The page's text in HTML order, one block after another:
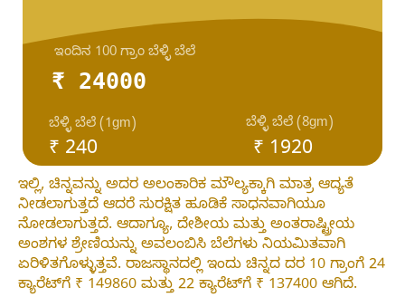
₹ 24000
₹ 240
ಬೆಳ್ಳಿ ಬೆಲೆ (1gm) ಬೆಳ್ಳಿ ಬೆಲೆ (8gm)
ಇಂದಿನ 100 ಗ್ರಾಂ ಬೆಳ್ಳಿ ಬೆಲೆ
₹ 1920
ಇಲ್ಲಿ, ಚಿನ್ನವನ್ನು ಅದರ ಅಲಂಕಾರಿಕ ಮೌಲ್ಯಕ್ಕಾಗಿ ಮಾತ್ರ ಆದ್ಯತೆ
ನೀಡಲಾಗುತ್ತದೆ ಆದರೆ ಸುರಕ್ಷಿತ ಹೂಡಿಕೆ ಸಾಧನವಾಗಿಯೂ
ನೋಡಲಾಗುತ್ತದೆ. ಆದಾಗ್ಯೂ, ದೇಶೀಯ ಮತ್ತು ಅಂತರಾಷ್ಟ್ರೀಯ
ಅಂಶಗಳ ಶ್ರೇಣಿಯನ್ನು ಅವಲಂಬಿಸಿ ಬೆಲೆಗಳು ನಿಯಮಿತವಾಗಿ
ಏರಿಳಿತಗೊಳ್ಳುತ್ತವೆ. ರಾಜಸ್ಥಾನದಲ್ಲಿ ಇಂದು ಚಿನ್ನದ ದರ 10 ಗ್ರಾಂಗೆ 24
ಕ್ಯಾರೆಟ್‌ಗೆ ₹ 149860 ಮತ್ತು 22 ಕ್ಯಾರೆಟ್‌ಗೆ ₹ 137400 ಆಗಿದೆ.